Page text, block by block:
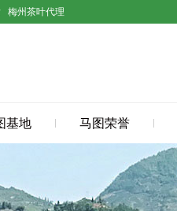
梅州茶叶代理
基地 马图荣誉